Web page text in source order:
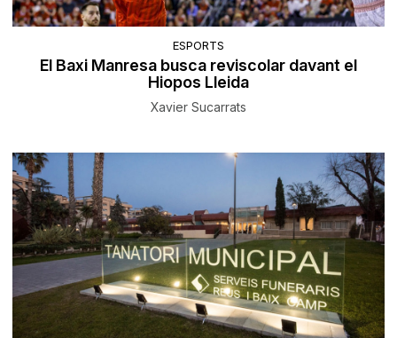
ESPORTS
El Baxi Manresa busca reviscolar davant el
Hiopos Lleida
Xavier Sucarrats